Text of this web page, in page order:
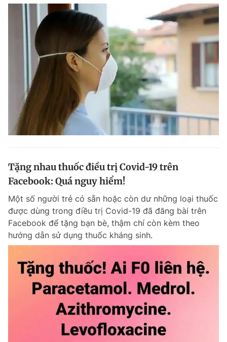
Tặng nhau thuốc điều trị Covid-19 trên
Facebook: Quá nguy hiểm!
Một số người trẻ có sẵn hoặc còn dư những loại thuốc
được dùng trong điều trị Covid-19 đã đăng bài trên
Facebook để tặng bạn bè, thậm chí còn kèm theo
hướng dẫn sử dụng thuốc kháng sinh.